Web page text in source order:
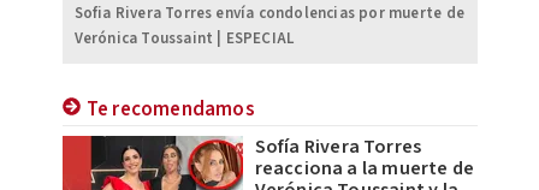
Sofia Rivera Torres envía condolencias por muerte de
Verónica Toussaint | ESPECIAL
Te recomendamos
Sofía Rivera Torres
reacciona a la muerte de